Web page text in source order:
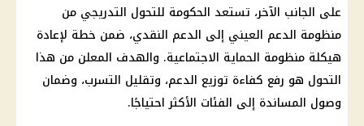
على الجانب الآخر، تستعد الحكومة للتحول التدريجي من
منظومة الدعم العيني إلى الدعم النقدي، ضمن خطة لإعادة
هيكلة منظومة الحماية الاجتماعية. والهدف المعلن من هذا
التحول هو رفع كفاءة توزيع الدعم، وتقليل التسرب، وضمان
وصول المساندة إلى الفئات الأكثر احتياجًا.